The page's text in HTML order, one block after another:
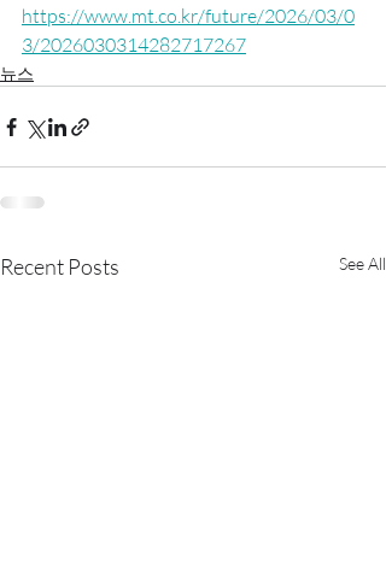
https://www.mt.co.kr/future/2026/03/0
3/2026030314282717267
뉴스
Recent Posts See All